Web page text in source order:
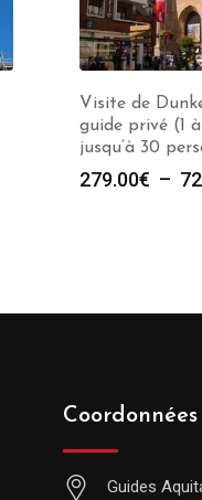
Visite de
guide privé (1
jusqu’à 30
279.00€ –
Coordonnées
Guides